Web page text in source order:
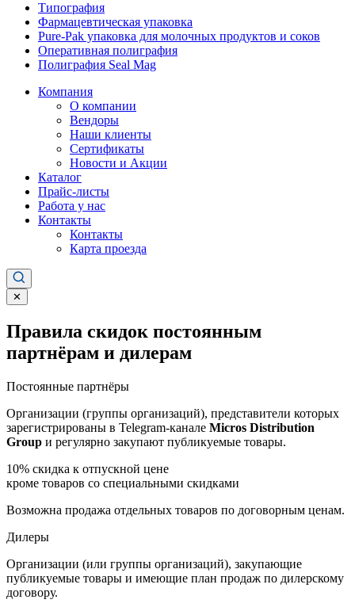
Типография
Фармацевтическая упаковка
Pure-Pak упаковка для молочных продуктов и соков
Оперативная полиграфия
Полиграфия Seal Mag
Компания
О компании
Вендоры
Наши клиенты
Сертификаты
Новости и Акции
Каталог
Прайс-листы
Работа у нас
Контакты
Контакты
Карта проезда
✕
Правила скидок постоянным
партнёрам и дилерам
Постоянные партнёры
Организации (группы организаций), представители которых
зарегистрированы в Telegram-канале Micros Distribution
Group и регулярно закупают публикуемые товары.
10% скидка к отпускной цене
кроме товаров со специальными скидками
Возможна продажа отдельных товаров по договорным ценам.
Дилеры
Организации (или группы организаций), закупающие
публикуемые товары и имеющие план продаж по дилерскому
договору.